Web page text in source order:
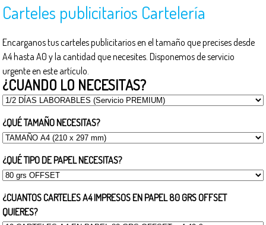
Carteles publicitarios Cartelería
Encarganos tus carteles publicitarios en el tamaño que precises desde
A4 hasta A0 y la cantidad que necesites. Disponemos de servicio
urgente en este artículo.
¿CUANDO LO NECESITAS?
¿QUÉ TAMAÑO NECESITAS?
¿QUÉ TIPO DE PAPEL NECESITAS?
¿CUANTOS CARTELES A4 IMPRESOS EN PAPEL 80 GRS OFFSET
QUIERES?